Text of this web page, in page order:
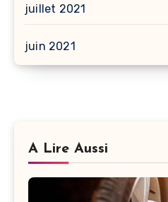
juillet 2021
juin 2021
A Lire Aussi